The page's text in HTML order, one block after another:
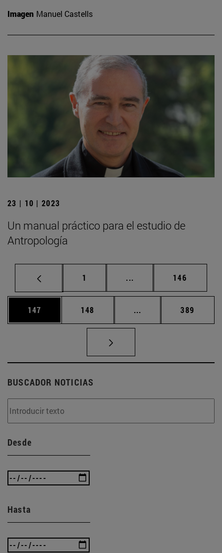
Imagen Manuel Castells
23 | 10 | 2023
Un manual práctico para el estudio de
Antropología
Página
1 ... Páginas intermedias
Página
146
Página
147 Página
148 ... Páginas intermedias
Página
389
BUSCADOR NOTICIAS
Desde
Hasta